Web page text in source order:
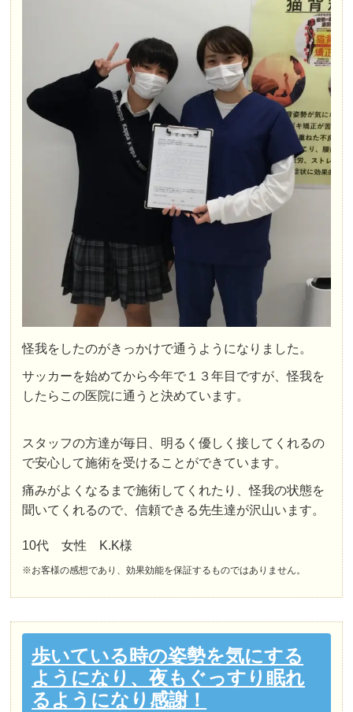
怪我をしたのがきっかけで通うようになりました。
サッカーを始めてから今年で１３年目ですが、怪我を
したらこの医院に通うと決めています。
スタッフの方達が毎日、明るく優しく接してくれるの
で安心して施術を受けることができています。
痛みがよくなるまで施術してくれたり、怪我の状態を
聞いてくれるので、信頼できる先生達が沢山います。
10代 女性 K.K様
※お客様の感想であり、効果効能を保証するものではありません。
歩いている時の姿勢を気にする
ようになり、夜もぐっすり眠れ
るようになり感謝！